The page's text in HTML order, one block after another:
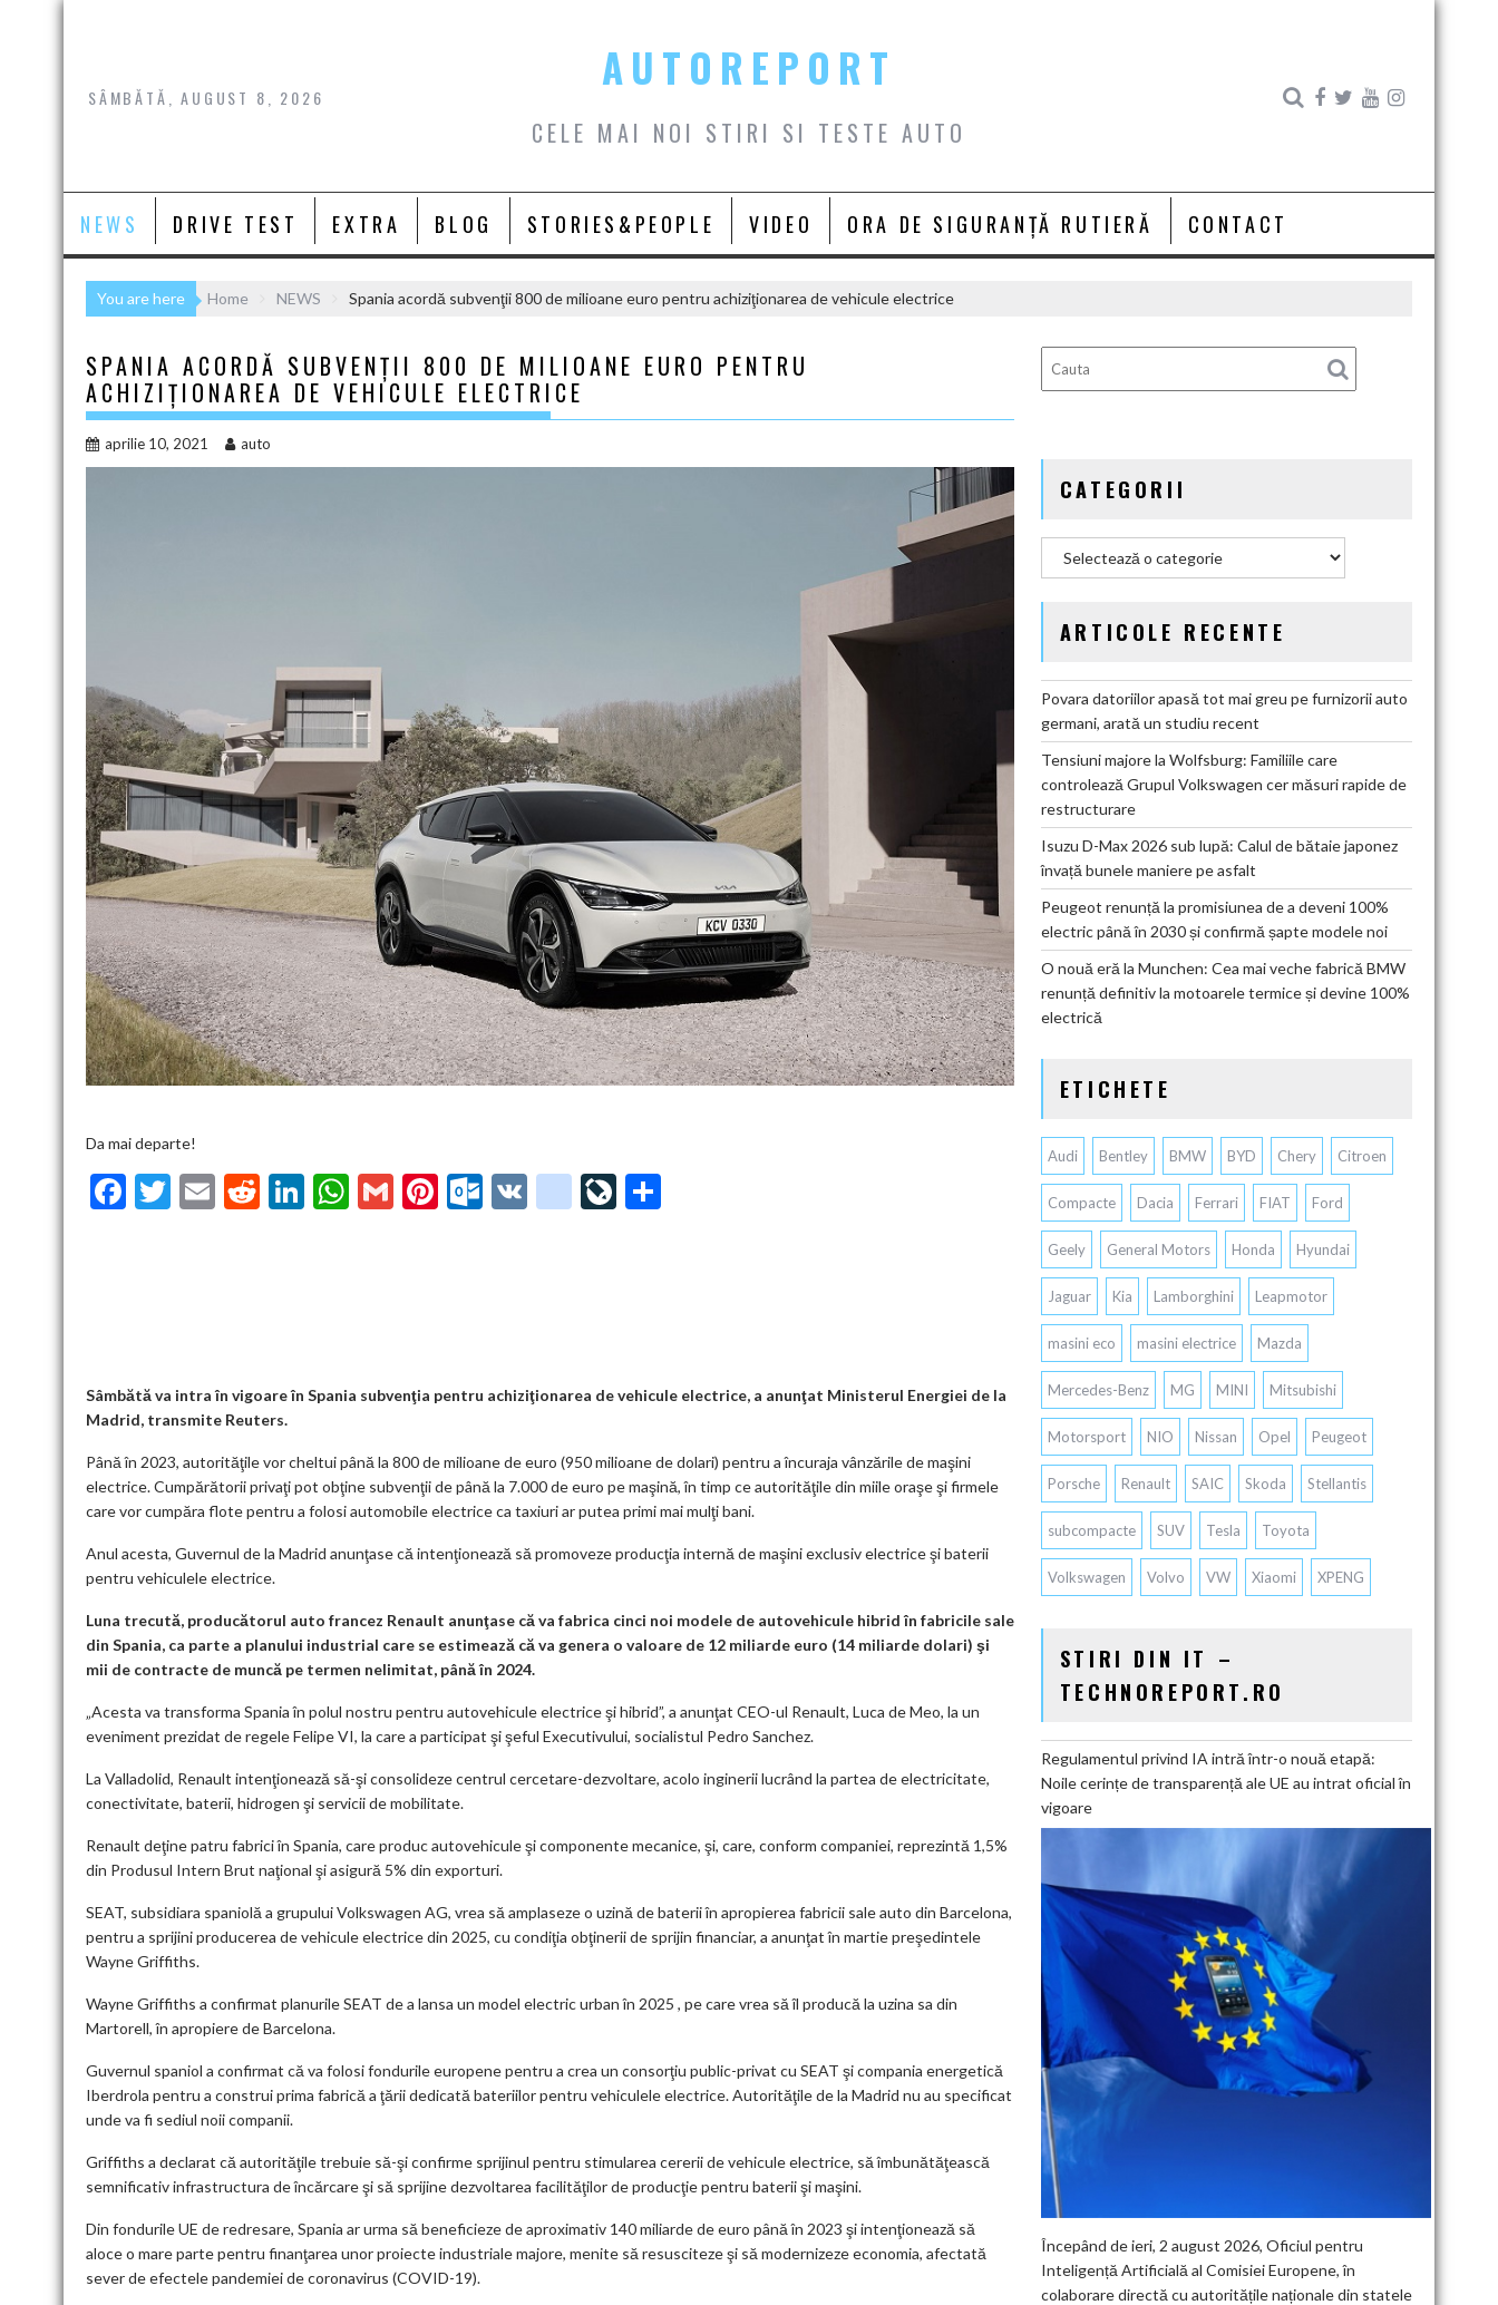
Skip
SÂMBĂTĂ, AUGUST 8, 2026
AUTOREPORT
CELE MAI NOI STIRI SI TESTE AUTO
NEWS DRIVE TEST EXTRA BLOG STORIES&PEOPLE VIDEO ORA DE SIGURANȚĂ RUTIERĂ CONTACT
You are here Home NEWS Spania acordă subvenţii 800 de milioane euro pentru achiziţionarea de vehicule electrice
SPANIA ACORDĂ SUBVENŢII 800 DE MILIOANE EURO PENTRU
ACHIZIŢIONAREA DE VEHICULE ELECTRICE
aprilie 10, 2021 auto
Da mai departe!
F
k
T
E
R
Li W
p
G
Pi O
m
g
o
k
m
ar
Li
Sâmbătă va intra în vigoare în Spania subvenţia pentru achiziţionarea de vehicule electrice, a anunţat Ministerul Energiei de la
Madrid, transmite Reuters.
Până în 2023, autorităţile vor cheltui până la 800 de milioane de euro (950 milioane de dolari) pentru a încuraja vânzările de maşini
electrice. Cumpărătorii privaţi pot obţine subvenţii de până la 7.000 de euro pe maşină, în timp ce autorităţile din miile oraşe şi firmele
care vor cumpăra flote pentru a folosi automobile electrice ca taxiuri ar putea primi mai mulţi bani.
Anul acesta, Guvernul de la Madrid anunţase că intenţionează să promoveze producţia internă de maşini exclusiv electrice şi baterii
pentru vehiculele electrice.
Luna trecută, producătorul auto francez Renault anunţase că va fabrica cinci noi modele de autovehicule hibrid în fabricile sale
din Spania, ca parte a planului industrial care se estimează că va genera o valoare de 12 miliarde euro (14 miliarde dolari) şi
mii de contracte de muncă pe termen nelimitat, până în 2024.
„Acesta va transforma Spania în polul nostru pentru autovehicule electrice şi hibrid”, a anunţat CEO-ul Renault, Luca de Meo, la un
eveniment prezidat de regele Felipe VI, la care a participat şi şeful Executivului, socialistul Pedro Sanchez.
La Valladolid, Renault intenţionează să-şi consolideze centrul cercetare-dezvoltare, acolo inginerii lucrând la partea de electricitate,
conectivitate, baterii, hidrogen şi servicii de mobilitate.
Renault deţine patru fabrici în Spania, care produc autovehicule şi componente mecanice, şi, care, conform companiei, reprezintă 1,5%
din Produsul Intern Brut naţional şi asigură 5% din exporturi.
SEAT, subsidiara spaniolă a grupului Volkswagen AG, vrea să amplaseze o uzină de baterii în apropierea fabricii sale auto din Barcelona,
pentru a sprijini producerea de vehicule electrice din 2025, cu condiţia obţinerii de sprijin financiar, a anunţat în martie preşedintele
Wayne Griffiths.
Wayne Griffiths a confirmat planurile SEAT de a lansa un model electric urban în 2025 , pe care vrea să îl producă la uzina sa din
Martorell, în apropiere de Barcelona.
Guvernul spaniol a confirmat că va folosi fondurile europene pentru a crea un consorţiu public-privat cu SEAT şi compania energetică
Iberdrola pentru a construi prima fabrică a ţării dedicată bateriilor pentru vehiculele electrice. Autorităţile de la Madrid nu au specificat
unde va fi sediul noii companii.
Griffiths a declarat că autorităţile trebuie să-şi confirme sprijinul pentru stimularea cererii de vehicule electrice, să îmbunătăţească
semnificativ infrastructura de încărcare şi să sprijine dezvoltarea facilităţilor de producţie pentru baterii şi maşini.
Din fondurile UE de redresare, Spania ar urma să beneficieze de aproximativ 140 miliarde de euro până în 2023 şi intenţionează să
aloce o mare parte pentru finanţarea unor proiecte industriale majore, menite să resusciteze şi să modernizeze economia, afectată
sever de efectele pandemiei de coronavirus (COVID-19).
CATEGORII
ARTICOLE RECENTE
Povara datoriilor apasă tot mai greu pe furnizorii auto
germani, arată un studiu recent
Tensiuni majore la Wolfsburg: Familiile care
controlează Grupul Volkswagen cer măsuri rapide de
restructurare
Isuzu D-Max 2026 sub lupă: Calul de bătaie japonez
învață bunele maniere pe asfalt
Peugeot renunță la promisiunea de a deveni 100%
electric până în 2030 și confirmă șapte modele noi
O nouă eră la Munchen: Cea mai veche fabrică BMW
renunță definitiv la motoarele termice și devine 100%
electrică
ETICHETE
Audi Bentley BMW BYD Chery Citroen
Compacte Dacia Ferrari FIAT Ford
Geely General Motors Honda Hyundai
Jaguar Kia Lamborghini Leapmotor
masini eco masini electrice Mazda
Mercedes-Benz MG MINI Mitsubishi
Motorsport NIO Nissan Opel Peugeot
Porsche Renault SAIC Skoda Stellantis
subcompacte SUV Tesla Toyota
Volkswagen Volvo VW Xiaomi XPENG
STIRI DIN IT –
TECHNOREPORT.RO
Regulamentul privind IA intră într-o nouă etapă:
Noile cerințe de transparență ale UE au intrat oficial în
vigoare
Începând de ieri, 2 august 2026, Oficiul pentru
Inteligență Artificială al Comisiei Europene, în
colaborare directă cu autoritățile naționale din statele